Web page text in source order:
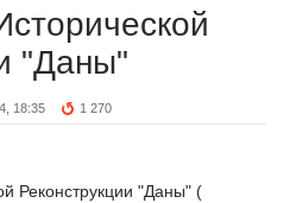
"Даны"
18:35 1 270
Реконструкции "Даны" (